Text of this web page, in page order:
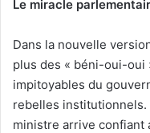
Le miracle
Dans la nouvelle
plus des « béni-oui-oui
impitoyables du
rebelles institutionnels.
ministre arrive confiant